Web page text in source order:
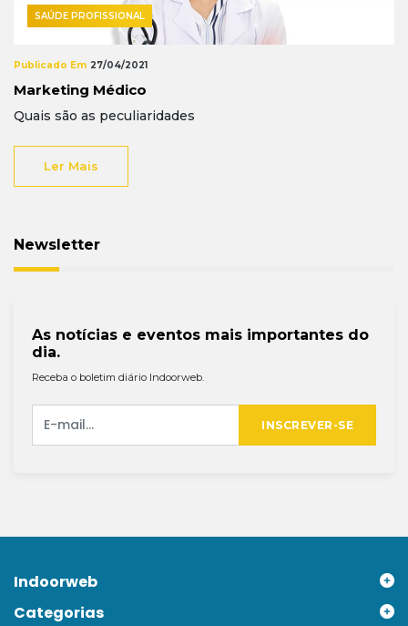
SAÚDE PROFISSIONAL
Publicado Em 27/04/2021
Marketing Médico
Quais são as peculiaridades
Ler Mais
Newsletter
As notícias e eventos mais importantes do
dia.
Receba o boletim diário Indoorweb.
INSCREVER-SE
Indoorweb
Categorias